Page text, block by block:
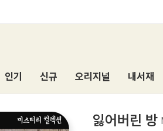
인기 신규 오리지널 내서재
잃어버린 방